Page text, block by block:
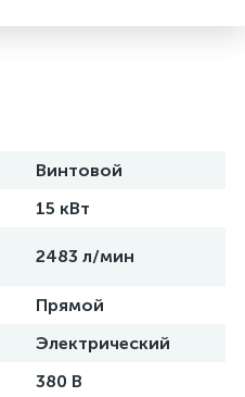
Винтовой
15 кВт
2483 л/мин
Прямой
Электрический
380 В